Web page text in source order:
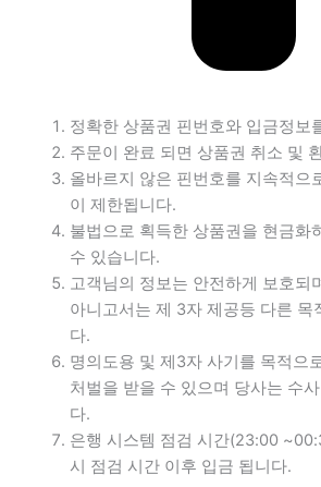
정확한 상품권 핀번호와 입금정보
주문이 완료 되면 상품권 취소 및
올바르지 않은 핀번호를 지속적으
이 제한됩니다.
불법으로 획득한 상품권을 현금화
수 있습니다.
고객님의 정보는 안전하게 보호되
아니고서는 제 3자 제공등 다른 목
다.
명의도용 및 제3자 사기를 목적으
처벌을 받을 수 있으며 당사는 수
다.
은행 시스템 점검 시간(23:00
시 점검 시간 이후 입금 됩니다.